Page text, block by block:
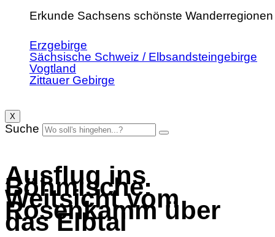
Erkunde Sachsens schönste Wanderregionen
Erzgebirge
Sächsische Schweiz / Elbsandsteingebirge
Vogtland
Zittauer Gebirge
X
Suche
Ausflug ins
Böhmische:
Weitsicht vom
Rosenkamm über
das Elbtal